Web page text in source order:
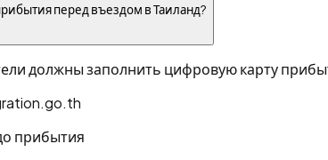
перед въездом в Таиланд?
должны заполнить цифровую карту
прибытия